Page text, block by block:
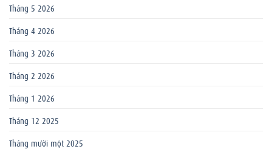
Tháng 5 2026
Tháng 4 2026
Tháng 3 2026
Tháng 2 2026
Tháng 1 2026
Tháng 12 2025
Tháng mười một 2025